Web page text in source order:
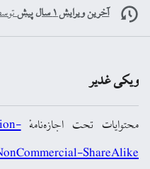
آخرین ویرایش ۱ سال پیش
ویکی غدیر
محتوایات تحت اجازه‌نامهٔ
ShareAlike